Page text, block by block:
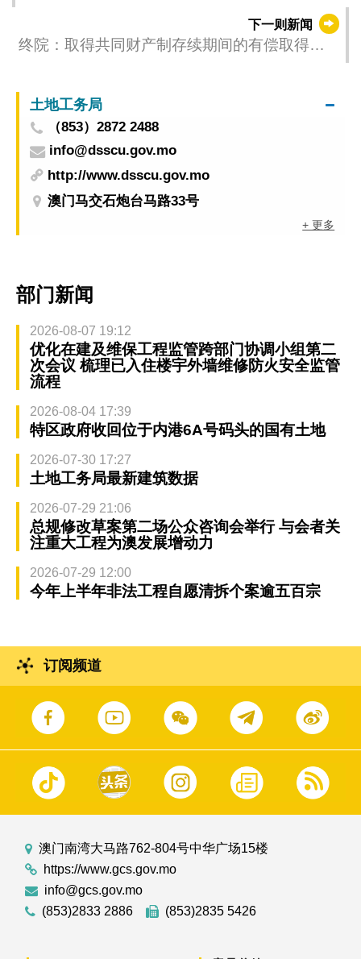
下一则新闻
终院：取得共同财产制存续期间的有偿取得推
土地工务局
（853）2872 2488
info@dsscu.gov.mo
http://www.dsscu.gov.mo
澳门马交石炮台马路33号
+ 更多
部门新闻
2026-08-07 19:12
优化在建及维保工程监管跨部门协调小组第二
次会议 梳理已入住楼宇外墙维修防火安全监管
流程
2026-08-04 17:39
特区政府收回位于内港6A号码头的国有土地
2026-07-30 17:27
土地工务局最新建筑数据
2026-07-29 21:06
总规修改草案第二场公众咨询会举行 与会者关
注重大工程为澳发展增动力
2026-07-29 12:00
今年上半年非法工程自愿清拆个案逾五百宗
订阅频道
澳门南湾大马路762-804号中华广场15楼
https://www.gcs.gov.mo
info@gcs.gov.mo
(853)2833 2886
(853)2835 5426